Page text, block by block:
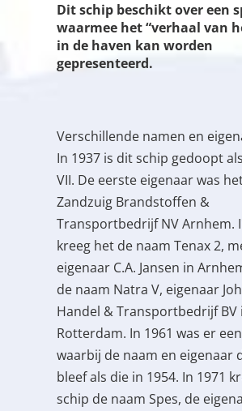
Dit schip beschikt over een
waarmee het “verhaal van
in de haven kan worden
gepresenteerd.
Verschillende namen en
In 1937 is dit schip gedoopt
VII. De eerste eigenaar was
Zandzuig Brandstoffen &
Transportbedrijf NV Arnhem.
kreeg het de naam Tenax 2,
eigenaar C.A. Jansen in
de naam Natra V, eigenaar
Handel & Transportbedrijf BV
Rotterdam. In 1961 was er
waarbij de naam en eigenaar
bleef als die in 1954. In 1971
schip de naam Spes, de